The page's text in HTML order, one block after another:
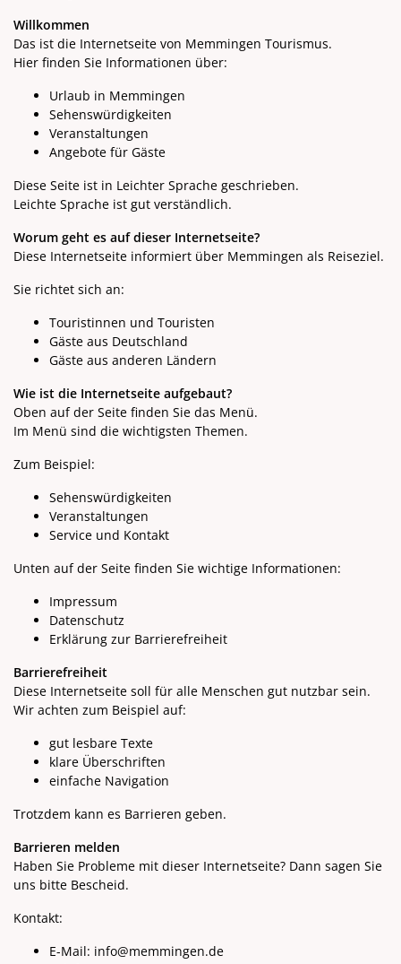
Willkommen
Das ist die Internetseite von Memmingen Tourismus.
Hier finden Sie Informationen über:
Urlaub in Memmingen
Sehenswürdigkeiten
Veranstaltungen
Angebote für Gäste
Diese Seite ist in Leichter Sprache geschrieben.
Leichte Sprache ist gut verständlich.
Worum geht es auf dieser Internetseite?
Diese Internetseite informiert über Memmingen als Reiseziel.
Sie richtet sich an:
Touristinnen und Touristen
Gäste aus Deutschland
Gäste aus anderen Ländern
Wie ist die Internetseite aufgebaut?
Oben auf der Seite finden Sie das Menü.
Im Menü sind die wichtigsten Themen.
Zum Beispiel:
Sehenswürdigkeiten
Veranstaltungen
Service und Kontakt
Unten auf der Seite finden Sie wichtige Informationen:
Impressum
Datenschutz
Erklärung zur Barrierefreiheit
Barrierefreiheit
Diese Internetseite soll für alle Menschen gut nutzbar sein.
Wir achten zum Beispiel auf:
gut lesbare Texte
klare Überschriften
einfache Navigation
Trotzdem kann es Barrieren geben.
Barrieren melden
Haben Sie Probleme mit dieser Internetseite? Dann sagen Sie
uns bitte Bescheid.
Kontakt:
E-Mail: info@memmingen.de